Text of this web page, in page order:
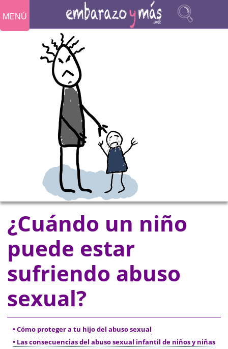
MENÚ
¿Cuándo un niño
puede estar
sufriendo abuso
sexual?
• Cómo proteger a tu hijo del abuso sexual
• Las consecuencias del abuso sexual infantil de niños y niñas